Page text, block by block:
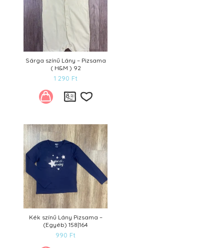
Sárga színű Lány – Pizsama
( H&M ) 92
1 290 Ft
Kívánságlistára
Kék színű Lány Pizsama –
(Egyéb) 158|164
990 Ft